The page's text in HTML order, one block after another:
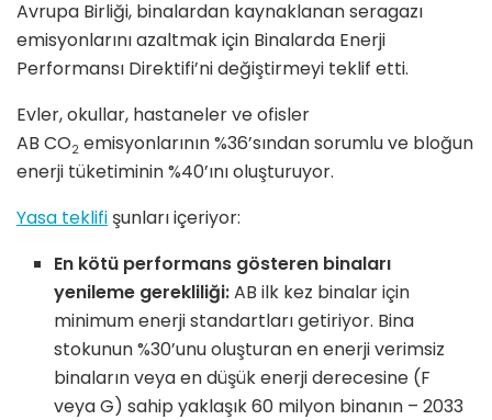
Avrupa Birliği, binalardan kaynaklanan seragazı
emisyonlarını azaltmak için Binalarda Enerji
Performansı Direktifi’ni değiştirmeyi teklif etti.
Evler, okullar, hastaneler ve ofisler
AB CO2 emisyonlarının %36’sından sorumlu ve bloğun
enerji tüketiminin %40’ını oluşturuyor.
Yasa teklifi şunları içeriyor:
En kötü performans gösteren binaları
yenileme gerekliliği:AB ilk kez binalar için
minimum enerji standartları getiriyor. Bina
stokunun %30’unu oluşturan en enerji verimsiz
binaların veya en düşük enerji derecesine (F
veya G) sahip yaklaşık 60 milyon binanın – 2033